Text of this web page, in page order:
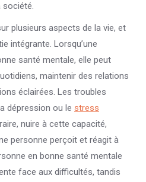
société.
plusieurs aspects de la vie, et
intégrante. Lorsqu’une
santé mentale, elle peut
maintenir des relations
éclairées. Les troubles
dépression ou le stress
nuire à cette capacité,
personne perçoit et réagit à
en bonne santé mentale
face aux difficultés, tandis